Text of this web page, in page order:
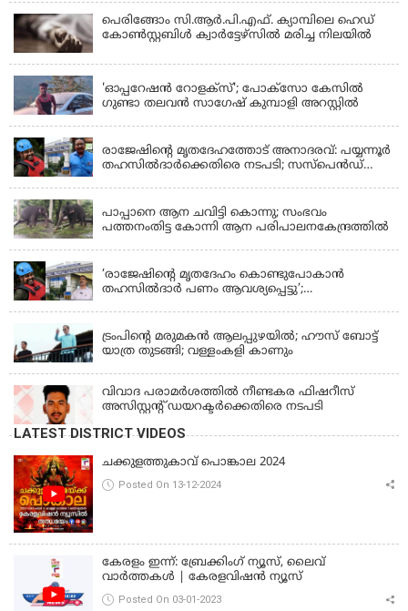
പെരിങ്ങോം സി.ആർ.പി.എഫ്. ക്യാമ്പിലെ ഹെഡ്
കോൺസ്റ്റബിൾ ക്വാർട്ടേഴ്സിൽ മരിച്ച നിലയിൽ
'ഓപ്പറേഷൻ റോളക്സ്'; പോക്സോ കേസിൽ
ഗുണ്ടാ തലവൻ സാഗേഷ് കുമ്പാളി അറസ്റ്റിൽ
രാജേഷിന്റെ മൃതദേഹത്തോട് അനാദരവ്: പയ്യന്നൂർ
തഹസിൽദാർക്കെതിരെ നടപടി; സസ്പെൻഡ്
പാപ്പാനെ ആന ചവിട്ടി കൊന്നു; സംഭവം
പത്തനംതിട്ട കോന്നി ആന പരിപാലനകേന്ദ്രത്തിൽ
‘രാജേഷിന്‍റെ മൃതദേഹം കൊണ്ടുപോകാന്‍
തഹസില്‍ദാര്‍ പണം ആവശ്യപ്പെട്ടു’;
ട്രംപിന്റെ മരുമകന്‍ ആലപ്പുഴയില്‍; ഹൗസ് ബോട്ട്
യാത്ര തുടങ്ങി; വള്ളംകളി കാണും
വിവാദ പരാമര്‍ശത്തില്‍ നീണ്ടകര ഫിഷറീസ്
അസിസ്റ്റന്റ് ഡയറക്ടര്‍ക്കെതിരെ നടപടി
LATEST DISTRICT VIDEOS
ചക്കുളത്തുകാവ് പൊങ്കാല 2024
Posted On 13-12-2024
കേരളം ഇന്ന്: ബ്രേക്കിംഗ് ന്യൂസ്, ലൈവ്
വാർത്തകൾ | കേരളവിഷൻ ന്യൂസ്
Posted On 03-01-2023